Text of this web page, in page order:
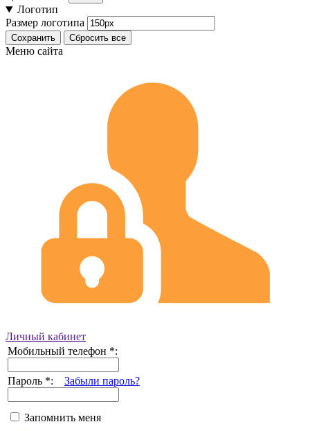
Логотип
Размер логотипа
Сохранить Сбросить все
Меню сайта
Личный кабинет
Мобильный телефон *:
Пароль *: Забыли пароль?
Запомнить меня